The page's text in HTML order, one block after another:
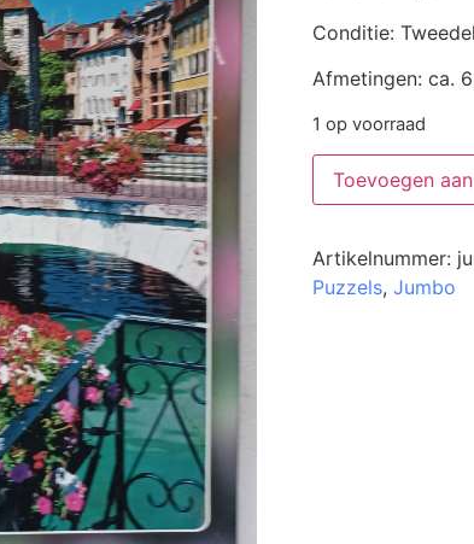
Conditie:
Afmetingen: ca.
1 op voorraad
Toevoegen
Artikelnummer:
Puzzels, Jumbo